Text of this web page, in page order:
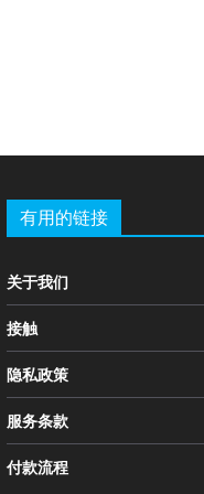
有用的链接
关于我们
接触
隐私政策
服务条款
付款流程